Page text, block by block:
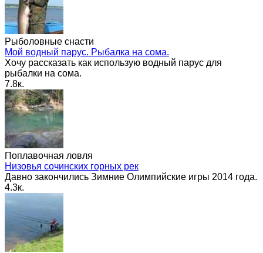
Рыболовные снасти
Мой водный парус. Рыбалка на сома.
Хочу рассказать как использую водный парус для
рыбалки на сома.
7.8к.
Поплавочная ловля
Низовья сочинских горных рек
Давно закончились Зимние Олимпийские игры 2014 года.
4.3к.